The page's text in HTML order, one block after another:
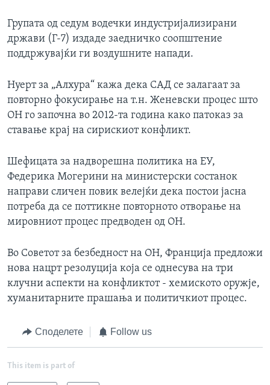
Групата од седум водечки индустријализирани
држави (Г-7) издаде заедничко соопштение
поддржувајќи ги воздушните напади.
Нуерт за „Алхура“ кажа дека САД се залагаат за
повторно фокусирање на т.н. Женевски процес што
ОН го започна во 2012-та година како патоказ за
ставање крај на сирискиот конфликт.
Шефицата за надворешна политика на ЕУ,
Федерика Могерини на министерски состанок
направи сличен повик велејќи дека постои јасна
потреба да се поттикне повторното отворање на
мировниот процес предводен од ОН.
Во Советот за безбедност на ОН, Франција предложи
нова нацрт резолуција која се однесува на три
клучни аспекти на конфликтот - хемиското оружје,
хуманитарните прашања и политичкиот процес.
Споделете Follow us
This item is part of